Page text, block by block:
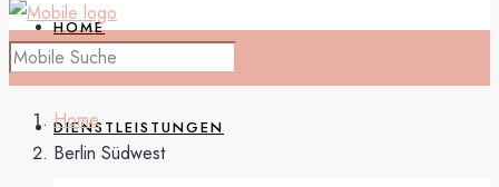
HOME
DIENSTLEISTUNGEN
Home
Berlin Südwest